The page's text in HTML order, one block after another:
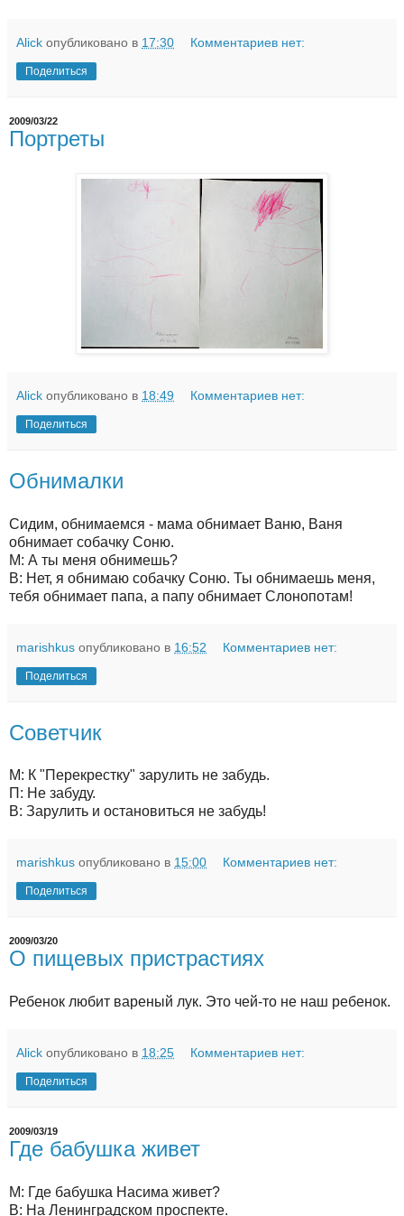
Alick опубликовано в 17:30 Комментариев нет:
Поделиться
2009/03/22
Портреты
Alick опубликовано в 18:49 Комментариев нет:
Поделиться
Обнималки
Сидим, обнимаемся - мама обнимает Ваню, Ваня
обнимает собачку Соню.
М: А ты меня обнимешь?
В: Нет, я обнимаю собачку Соню. Ты обнимаешь меня,
тебя обнимает папа, а папу обнимает Слонопотам!
marishkus опубликовано в 16:52 Комментариев нет:
Поделиться
Советчик
М: К "Перекрестку" зарулить не забудь.
П: Не забуду.
В: Зарулить и остановиться не забудь!
marishkus опубликовано в 15:00 Комментариев нет:
Поделиться
2009/03/20
О пищевых пристрастиях
Ребенок любит вареный лук. Это чей-то не наш ребенок.
Alick опубликовано в 18:25 Комментариев нет:
Поделиться
2009/03/19
Где бабушка живет
М: Где бабушка Насима живет?
В: На Ленинградском проспекте.